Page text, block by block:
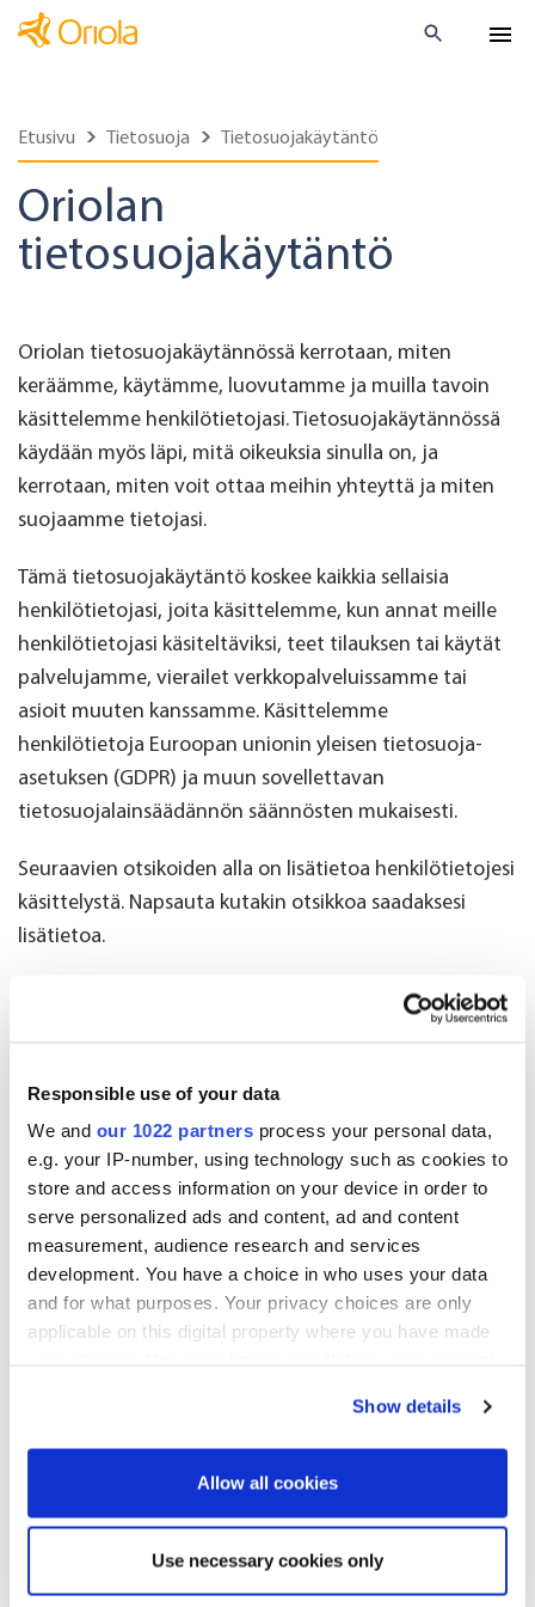
Responsible use of your data
We and our 1022 partners process your personal data,
e.g. your IP-number, using technology such as cookies to
store and access information on your device in order to
serve personalized ads and content, ad and content
measurement, audience research and services
development. You have a choice in who uses your data
and for what purposes. Your privacy choices are only
applicable on this digital property where you have made
If you allow, we would also like to:
Show details
Allow all cookies
Use necessary cookies only
Etusivu Tietosuoja Tietosuojakäytäntö
Oriolan
tietosuojakäytäntö
Oriolan tietosuojakäytännössä kerrotaan, miten
keräämme, käytämme, luovutamme ja muilla tavoin
käsittelemme henkilötietojasi. Tietosuojakäytännössä
käydään myös läpi, mitä oikeuksia sinulla on, ja
kerrotaan, miten voit ottaa meihin yhteyttä ja miten
suojaamme tietojasi.
Tämä tietosuojakäytäntö koskee kaikkia sellaisia
henkilötietojasi, joita käsittelemme, kun annat meille
henkilötietojasi käsiteltäviksi, teet tilauksen tai käytät
palvelujamme, vierailet verkkopalveluissamme tai
asioit muuten kanssamme. Käsittelemme
henkilötietoja Euroopan unionin yleisen tietosuoja-
asetuksen (GDPR) ja muun sovellettavan
tietosuojalainsäädännön säännösten mukaisesti.
Seuraavien otsikoiden alla on lisätietoa henkilötietojesi
käsittelystä. Napsauta kutakin otsikkoa saadaksesi
lisätietoa.
ja hallita
Yksityisyytesi on meille tärkeää
Tietoa meistä
Oikeutesi
Tietojen suojaaminen
Asiakas- ja palvelutiedot
Tiedot, joita käsittelemme